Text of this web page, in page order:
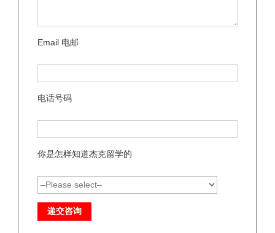
Email 电邮
电话号码
你是怎样知道杰克留学的